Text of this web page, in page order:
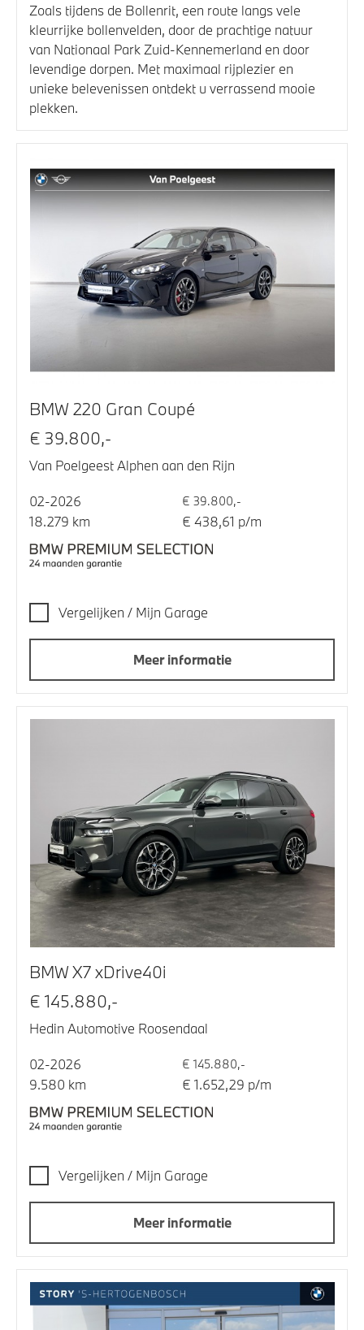
Zoals tijdens de Bollenrit, een route langs vele
kleurrijke bollenvelden, door de prachtige natuur
van Nationaal Park Zuid-Kennemerland en door
levendige dorpen. Met maximaal rijplezier en
unieke belevenissen ontdekt u verrassend mooie
plekken.
BMW 220 Gran Coupé
€ 39.800,-
Van Poelgeest Alphen aan den Rijn
02-2026 € 39.800,-
18.279 km € 438,61 p/m
Vergelijken / Mijn Garage
Meer informatie
BMW X7 xDrive40i
€ 145.880,-
Hedin Automotive Roosendaal
02-2026 € 145.880,-
9.580 km € 1.652,29 p/m
Vergelijken / Mijn Garage
Meer informatie